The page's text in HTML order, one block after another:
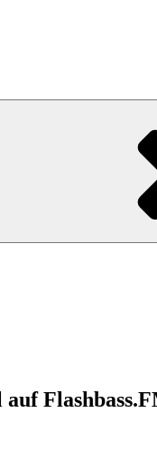
auf